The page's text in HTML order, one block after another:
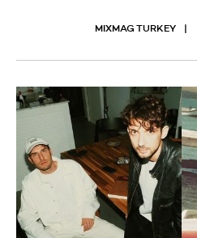
MIXMAG TURKEY